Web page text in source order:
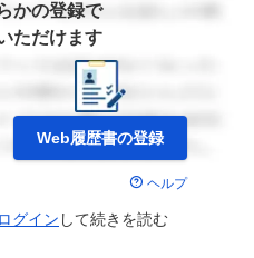
かの登録で
ただけます
Web履歴書の登録
ヘルプ
ログイン して続きを読む